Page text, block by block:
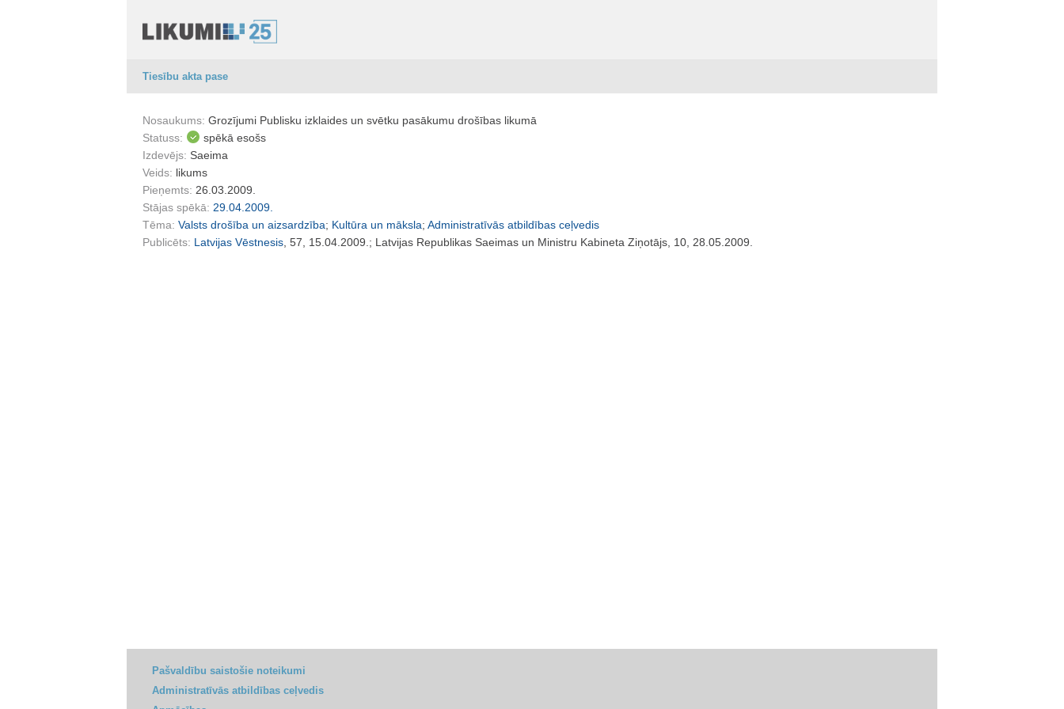
Tiesību akta pase
Nosaukums: Grozījumi Publisku izklaides un svētku pasākumu drošības likumā
Statuss:
spēkā esošs
Izdevējs: Saeima
Veids: likums
Pieņemts: 26.03.2009.
Stājas spēkā: 29.04.2009.
Tēma: Valsts drošība un aizsardzība; Kultūra un māksla; Administratīvās atbildības ceļvedis
Publicēts: Latvijas Vēstnesis , 57, 15.04.2009.; Latvijas Republikas Saeimas un Ministru Kabineta Ziņotājs, 10, 28.05.2009.
Pašvaldību saistošie noteikumi
Administratīvās atbildības ceļvedis